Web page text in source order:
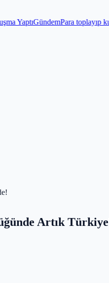
toplayıp kurban kesmediği
Artık